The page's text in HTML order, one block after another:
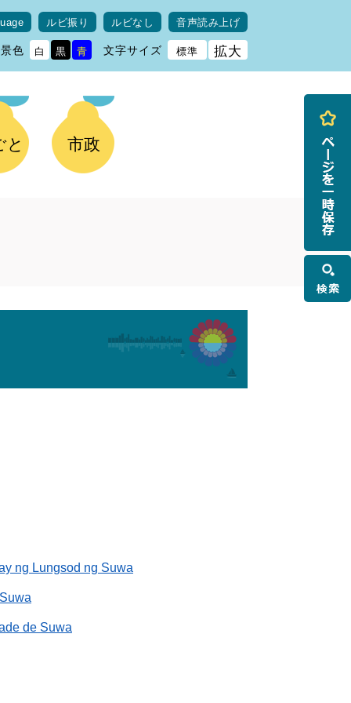
ルビ振り ルビなし 音声読み上げ
色 白 黒 青 文字サイズ 標準 拡大
と 市政
ng Lungsod ng Suwa
de Suwa